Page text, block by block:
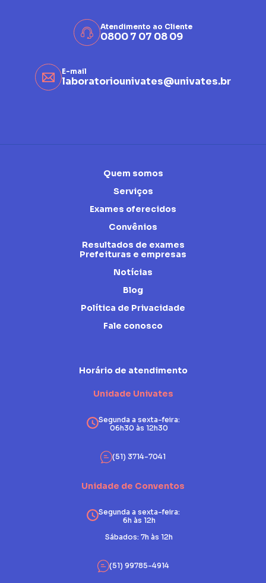
Atendimento ao Cliente
0800 7 07 08 09
E-mail
laboratoriounivates@univates.br
Quem somos
Serviços
Exames oferecidos
Convênios
Resultados de exames
Prefeituras e empresas
Notícias
Blog
Política de Privacidade
Fale conosco
Horário de atendimento
Unidade Univates
Segunda a sexta-feira:
06h30 às 12h30
(51) 3714-7041
Unidade de Conventos
Segunda a sexta-feira:
6h às 12h
Sábados: 7h às 12h
(51) 99785-4914